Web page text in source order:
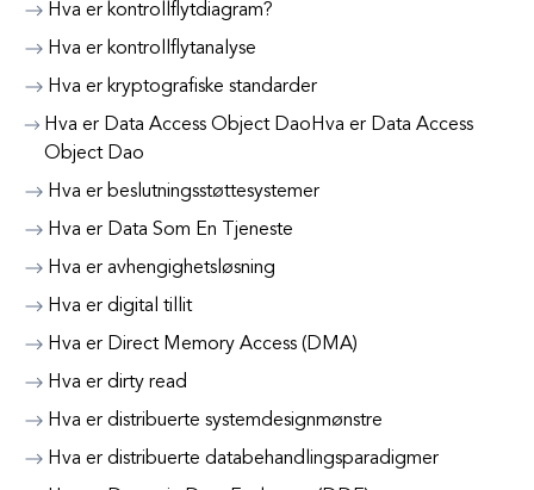
Hva er kontrollflytdiagram?
Hva er kontrollflytanalyse
Hva er kryptografiske standarder
Hva er Data Access Object DaoHva er Data Access
Object Dao
Hva er beslutningsstøttesystemer
Hva er Data Som En Tjeneste
Hva er avhengighetsløsning
Hva er digital tillit
Hva er Direct Memory Access (DMA)
Hva er dirty read
Hva er distribuerte systemdesignmønstre
Hva er distribuerte databehandlingsparadigmer